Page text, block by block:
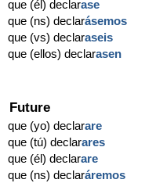
que (él) declarase
que (ns) declarásemos
que (vs) declaraseis
que (ellos) declarasen
Future
que (yo) declarare
que (tú) declarares
que (él) declarare
que (ns) declaráremos